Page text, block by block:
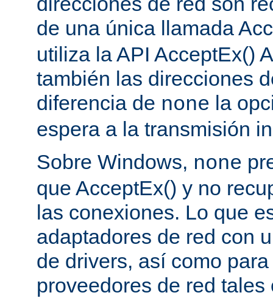
de una única llamada
utiliza la API AcceptEx()
también las direcciones
diferencia de none la
espera a la transmisión
Sobre Windows, none
que AcceptEx() y no
las conexiones. Lo que
adaptadores de red con
de drivers, así como
proveedores de red